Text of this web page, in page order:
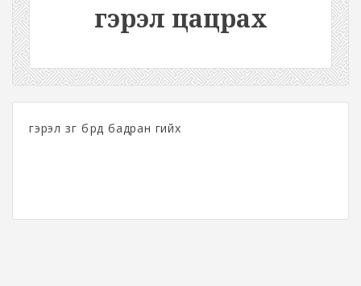
гэрэл цацрах
гэрэл зүг бүрд бадран гийх